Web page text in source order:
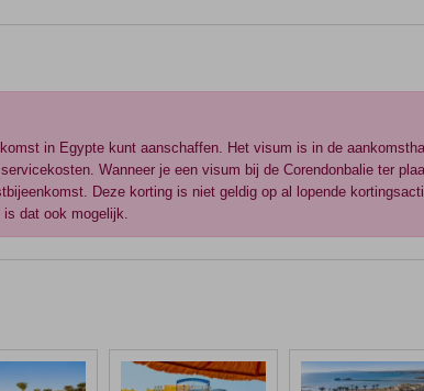
in Egypte kunt aanschaffen. Het visum is in de
Wanneer je een visum bij de Corendonbalie ter
Deze korting is niet geldig op al lopende
dat ook mogelijk.